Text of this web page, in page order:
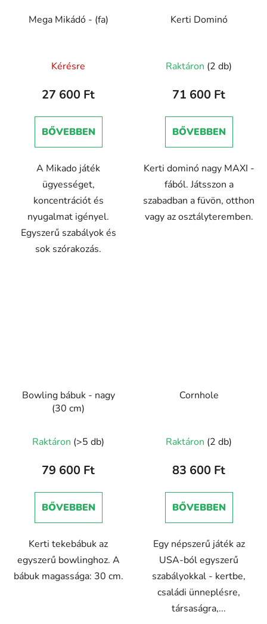
Mega Mikádó - (fa)
Kérésre
27 600 Ft
BŐVEBBEN
A Mikado játék
ügyességet,
koncentrációt és
nyugalmat igényel.
Egyszerű szabályok és
sok szórakozás.
Kerti Dominó
Raktáron (2 db)
71 600 Ft
BŐVEBBEN
Kerti dominó nagy MAXI -
fából. Játsszon a
szabadban a füvön, otthon
vagy az osztályteremben.
Bowling bábuk - nagy
(30 cm)
Raktáron (>5 db)
79 600 Ft
BŐVEBBEN
Kerti tekebábuk az
egyszerű bowlinghoz. A
bábuk magassága: 30 cm.
Cornhole
Raktáron (2 db)
83 600 Ft
BŐVEBBEN
Egy népszerű játék az
USA-ból egyszerű
szabályokkal - kertbe,
családi ünneplésre,
társaságra,...